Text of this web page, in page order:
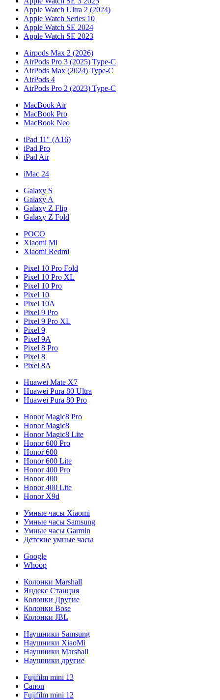
Apple Watch Ultra 2 (2024)
Apple Watch Series 10
Apple Watch SE 2024
Apple Watch SE 2023
Airpods Max 2 (2026)
AirPods Pro 3 (2025) Type-C
AirPods Max (2024) Type-C
AirPods 4
AirPods Pro 2 (2023) Type-C
MacBook Air
MacBook Pro
MacBook Neo
iPad 11" (A16)
iPad Pro
iPad Air
iMac 24
Galaxy S
Galaxy A
Galaxy Z Flip
Galaxy Z Fold
POCO
Xiaomi Mi
Xiaomi Redmi
Pixel 10 Pro Fold
Pixel 10 Pro XL
Pixel 10 Pro
Pixel 10
Pixel 10A
Pixel 9 Pro
Pixel 9 Pro XL
Pixel 9
Pixel 9A
Pixel 8 Pro
Pixel 8
Pixel 8A
Huawei Mate X7
Huawei Pura 80 Ultra
Huawei Pura 80 Pro
Honor Magic8 Pro
Honor Magic8
Honor Magic8 Lite
Honor 600 Pro
Honor 600
Honor 600 Lite
Honor 400 Pro
Honor 400
Honor 400 Lite
Honor X9d
Умные часы Xiaomi
Умные часы Samsung
Умные часы Garmin
Детские умные часы
Google
Whoop
Колонки Marshall
Яндекс Станция
Колонки Другие
Колонки Bose
Колонки JBL
Наушники Samsung
Наушники XiaoMi
Наушники Marshall
Наушники другие
Fujifilm mini 13
Canon
Fujifilm mini 12